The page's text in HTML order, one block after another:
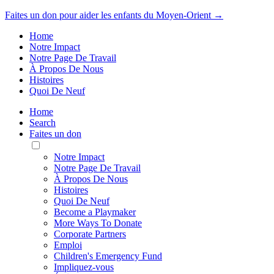
Faites un don pour aider les enfants du Moyen-Orient →
Home
Notre Impact
Notre Page De Travail
À Propos De Nous
Histoires
Quoi De Neuf
Home
Search
Faites un don
Toggle
Mobile
Menu
Notre Impact
Notre Page De Travail
À Propos De Nous
Histoires
Quoi De Neuf
Become a Playmaker
More Ways To Donate
Corporate Partners
Emploi
Children's Emergency Fund
Impliquez-vous